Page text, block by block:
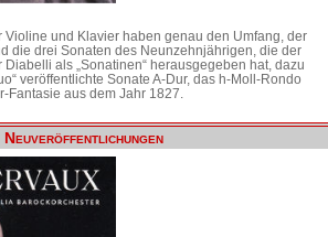
Violine und Klavier haben genau den Umfang, der
die drei Sonaten des Neunzehnjährigen, die der
als „Sonatinen“ herausgegeben hat, dazu
veröffentlichte Sonate A-Dur, das h-Moll-Rondo
aus dem Jahr 1827.
Neuveröffentlichungen